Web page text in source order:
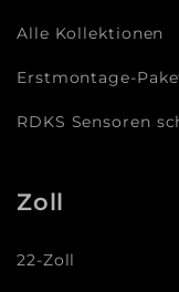
Alle Kollektionen
Erstmontage-
RDKS Sensoren
Zoll
22-Zoll